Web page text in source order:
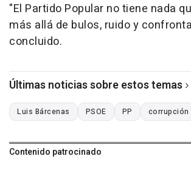
"El Partido Popular no tiene nada
más allá de bulos, ruido y
concluido.
Últimas noticias sobre estos temas
Luis Bárcenas PSOE PP corrupción
Contenido patrocinado